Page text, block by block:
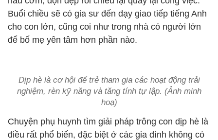
Buổi chiều sẽ có gia sư đến dạy giao tiếp tiếng Anh
cho con lớn, cũng coi như trong nhà có người lớn
để bố mẹ yên tâm hơn phần nào.
Dịp hè là cơ hội để trẻ tham gia các hoạt động trải
nghiệm, rèn kỹ năng và tăng tính tự lập. (Ảnh minh
hoạ)
Chuyện phụ huynh tìm giải pháp trông con dịp hè là
điều rất phổ biến, đặc biệt ở các gia đình không có